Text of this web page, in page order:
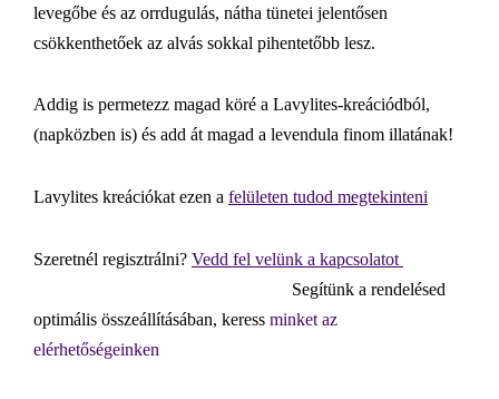
levegőbe és az orrdugulás, nátha tünetei jelentősen
csökkenthetőek az alvás sokkal pihentetőbb lesz.
Addig is permetezz magad köré a Lavylites-kreációdból,
(napközben is) és add át magad a levendula finom illatának!
Lavylites kreációkat ezen a felületen tudod megtekinteni
Szeretnél regisztrálni? Vedd fel velünk a kapcsolatot
Segítünk a rendelésed
optimális összeállításában, keress minket az
elérhetőségeinken